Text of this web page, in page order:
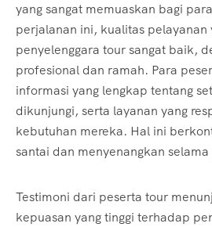
yang sangat memuaskan bagi
perjalanan ini, kualitas
penyelenggara tour sangat baik,
profesional dan ramah. Para
informasi yang lengkap tentang
dikunjungi, serta layanan yang
kebutuhan mereka. Hal ini
santai dan menyenangkan
Testimoni dari peserta tour
kepuasan yang tinggi terhadap